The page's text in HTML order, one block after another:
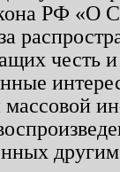
РФ «О
честь
массовой